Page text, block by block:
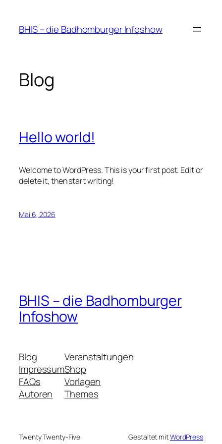
springen
BHIS – die Badhomburger Infoshow
Blog
Hello world!
Welcome to WordPress. This is your first post. Edit or
delete it, then start writing!
Mai 6, 2026
BHIS – die Badhomburger
Infoshow
Blog
Impressum
FAQs
Autoren
Veranstaltungen
Shop
Vorlagen
Themes
Twenty Twenty-Five Gestaltet mitWordPress